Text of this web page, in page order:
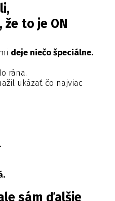
že to je ON
deje niečo špeciálne.
rána.
ukázať čo najviac
sám ďalšie